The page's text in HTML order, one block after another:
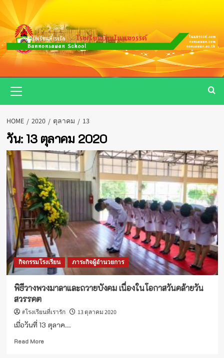
Skip
content
Menu
HOME 2020 ตุลาคม 13
วัน: 13 ตุลาคม 2020
กิจกรรมโรงเรียน ภาระกิจผู้อำนวยการ
พิธีวางพวงมาลาและถวายบังคม เนื่องในโอกาสวันคล้ายวัน
สวรรคต
#โรงเรียนที่เรารัก 13 ตุลาคม 2020
เมื่อวันที่ 13 ตุลาค...
Read MoreRead